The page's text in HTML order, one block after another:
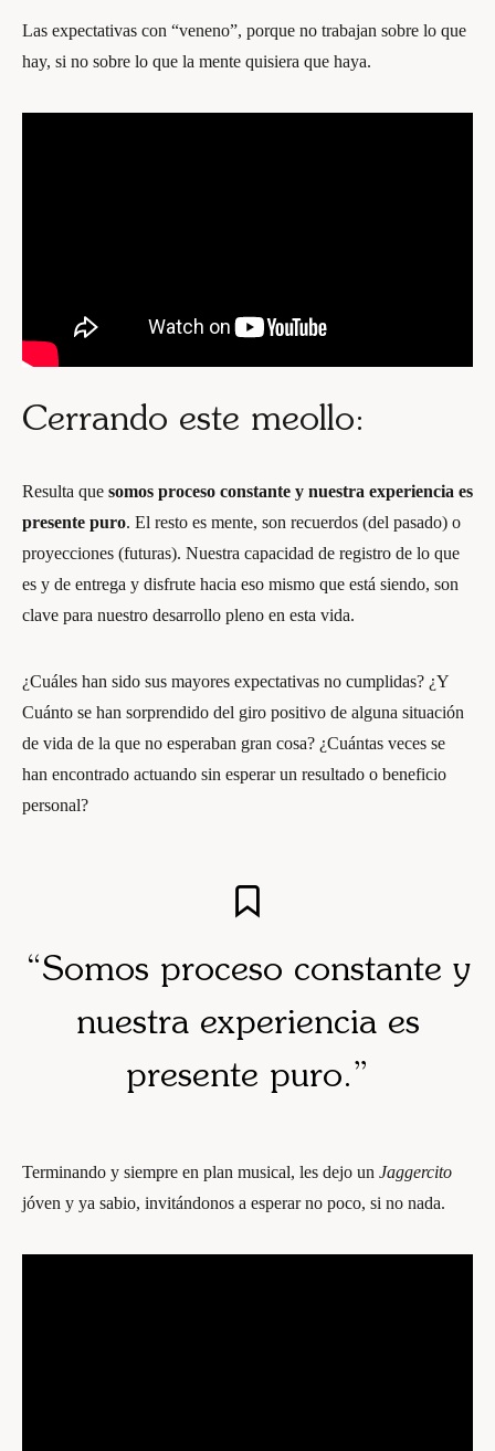
Las expectativas con “veneno”, porque no trabajan sobre lo que
hay, si no sobre lo que la mente quisiera que haya.
Cerrando este meollo:
Resulta que somos proceso constante y nuestra experiencia es
presente puro. El resto es mente, son recuerdos (del pasado) o
proyecciones (futuras). Nuestra capacidad de registro de lo que
es y de entrega y disfrute hacia eso mismo que está siendo, son
clave para nuestro desarrollo pleno en esta vida.
¿Cuáles han sido sus mayores expectativas no cumplidas? ¿Y
Cuánto se han sorprendido del giro positivo de alguna situación
de vida de la que no esperaban gran cosa? ¿Cuántas veces se
han encontrado actuando sin esperar un resultado o beneficio
personal?
“Somos proceso constante y
nuestra experiencia es
presente puro.”
Terminando y siempre en plan musical, les dejo un Jaggercito
jóven y ya sabio, invitándonos a esperar no poco, si no nada.